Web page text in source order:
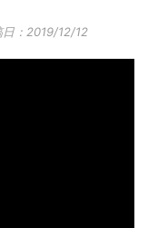
日：2019/12/12